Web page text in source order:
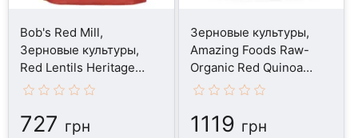
Bob's Red Mill,
Зерновые культуры,
Red Lentils Heritage
Beans, 765 г
727 грн
Зерновые культуры,
Amazing Foods Raw-
Organic Red Quinoa
Grain, 340 г
1119 грн